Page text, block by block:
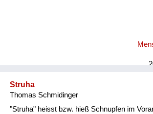
Struha
Thomas Schmidinger
"Struha" heisst bzw. hieß Schnupfen im